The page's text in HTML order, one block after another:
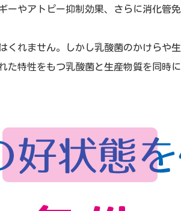
やアトピー抑制効果、さらに消化管
れません。しかし乳酸菌のかけらや
特性をもつ乳酸菌と生産物質を同時